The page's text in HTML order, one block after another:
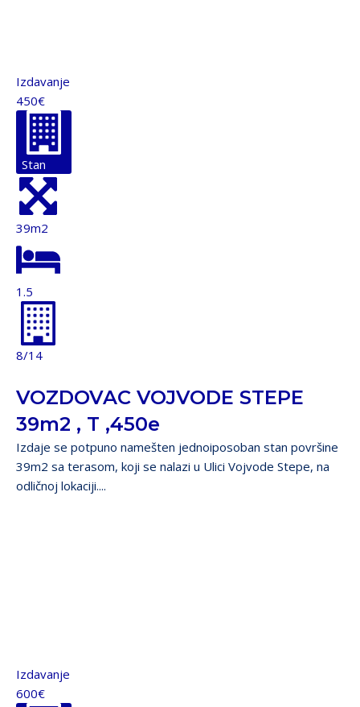
Izdavanje
450€
Stan
39m2
1.5
8/14
VOZDOVAC VOJVODE STEPE
39m2 , T ,450e
Izdaje se potpuno namešten jednoiposoban stan površine
39m2 sa terasom, koji se nalazi u Ulici Vojvode Stepe, na
odličnoj lokaciji....
Izdavanje
600€